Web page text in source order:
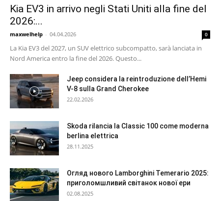
Kia EV3 in arrivo negli Stati Uniti alla fine del
2026:...
maxwelhelp - 04.04.2026 0
La Kia EV3 del 2027, un SUV elettrico subcompatto, sarà lanciata in
Nord America entro la fine del 2026. Questo...
Jeep considera la reintroduzione dell’Hemi
V-8 sulla Grand Cherokee
22.02.2026
Skoda rilancia la Classic 100 come moderna
berlina elettrica
28.11.2025
Огляд нового Lamborghini Temerario 2025:
приголомшливий світанок нової ери
02.08.2025